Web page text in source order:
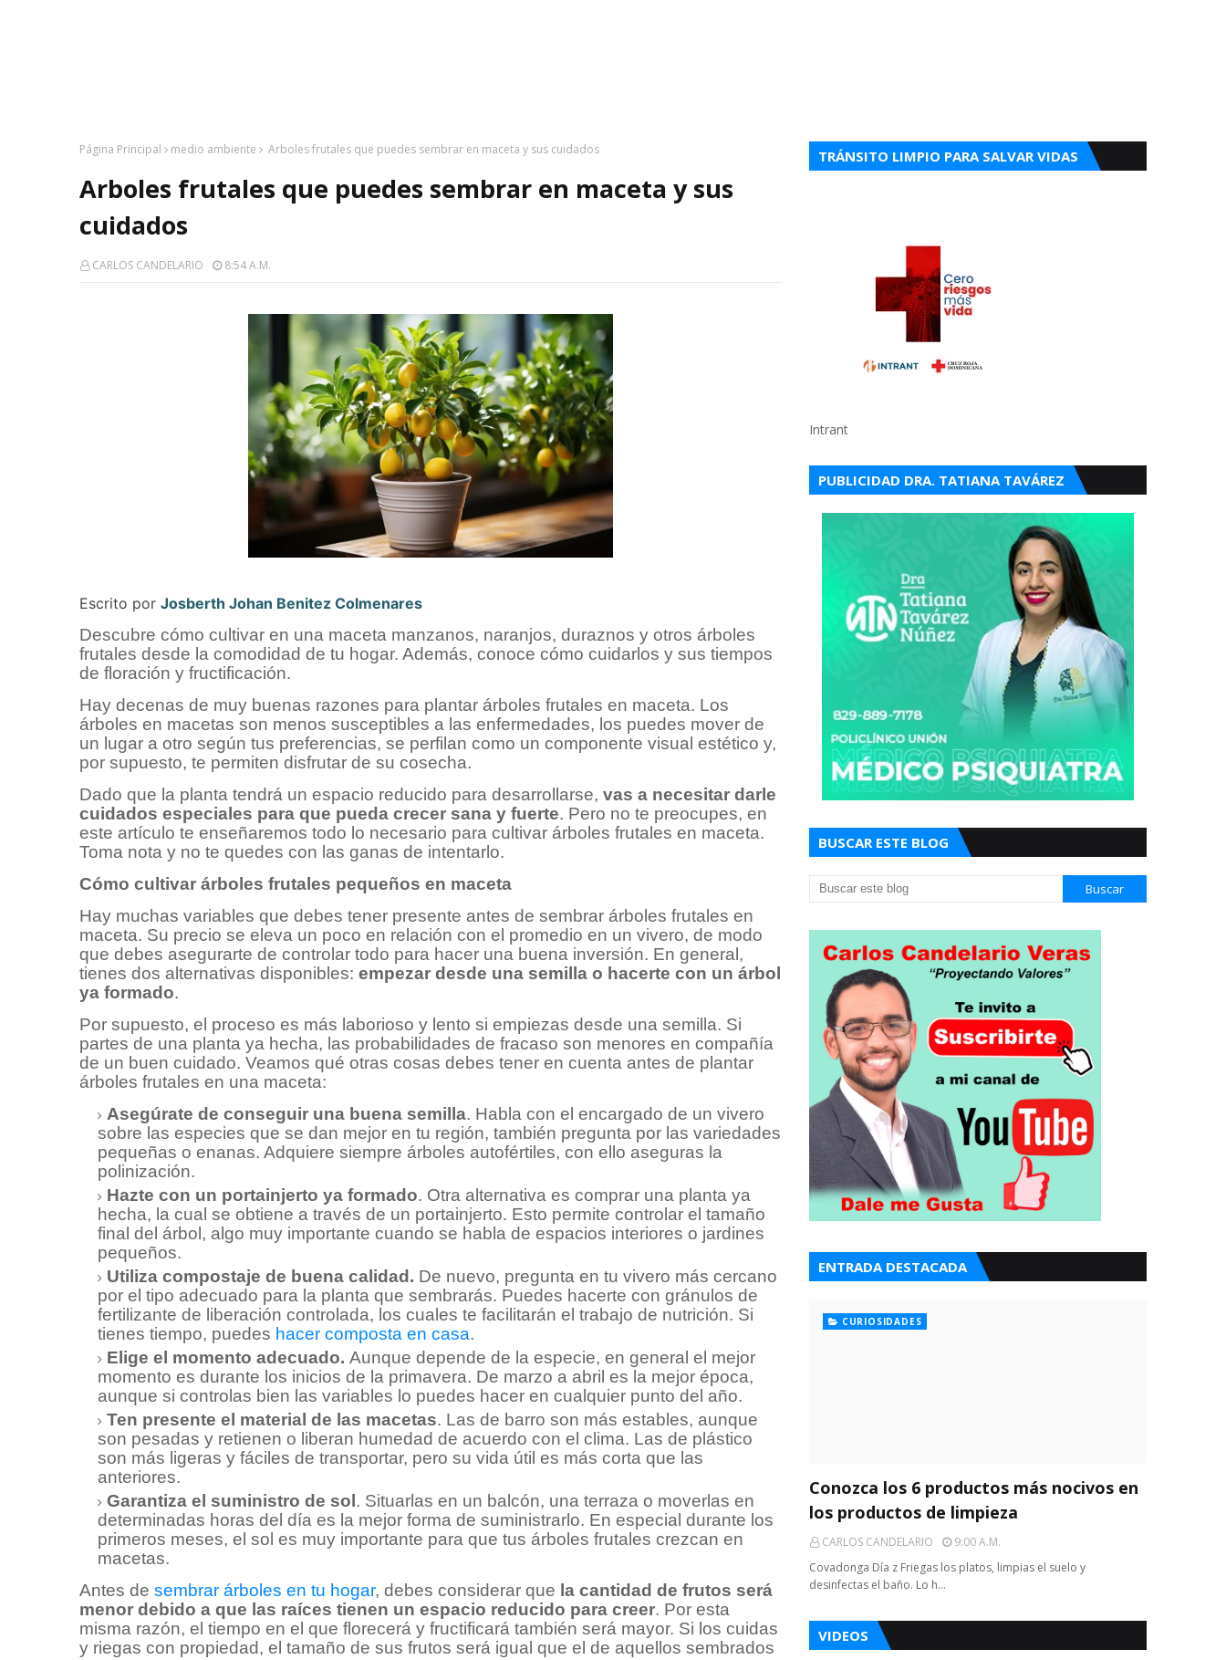
Página Principal medio ambiente Arboles frutales que puedes sembrar en maceta y sus cuidados
Arboles frutales que puedes sembrar en maceta y sus
cuidados
CARLOS CANDELARIO 8:54 A.m.
Escrito por Josberth Johan Benitez Colmenares
Descubre cómo cultivar en una maceta manzanos, naranjos, duraznos y otros árboles
frutales desde la comodidad de tu hogar. Además, conoce cómo cuidarlos y sus tiempos
de floración y fructificación.
Hay decenas de muy buenas razones para plantar árboles frutales en maceta. Los
árboles en macetas son menos susceptibles a las enfermedades, los puedes mover de
un lugar a otro según tus preferencias, se perfilan como un componente visual estético y,
por supuesto, te permiten disfrutar de su cosecha.
Dado que la planta tendrá un espacio reducido para desarrollarse, vas a necesitar darle
cuidados especiales para que pueda crecer sana y fuerte. Pero no te preocupes, en
este artículo te enseñaremos todo lo necesario para cultivar árboles frutales en maceta.
Toma nota y no te quedes con las ganas de intentarlo.
Cómo cultivar árboles frutales pequeños en maceta
Hay muchas variables que debes tener presente antes de sembrar árboles frutales en
maceta. Su precio se eleva un poco en relación con el promedio en un vivero, de modo
que debes asegurarte de controlar todo para hacer una buena inversión. En general,
tienes dos alternativas disponibles: empezar desde una semilla o hacerte con un árbol
ya formado.
Por supuesto, el proceso es más laborioso y lento si empiezas desde una semilla. Si
partes de una planta ya hecha, las probabilidades de fracaso son menores en compañía
de un buen cuidado. Veamos qué otras cosas debes tener en cuenta antes de plantar
árboles frutales en una maceta:
Asegúrate de conseguir una buena semilla. Habla con el encargado de un vivero
sobre las especies que se dan mejor en tu región, también pregunta por las variedades
pequeñas o enanas. Adquiere siempre árboles autofértiles, con ello aseguras la
polinización.
Hazte con un portainjerto ya formado. Otra alternativa es comprar una planta ya
hecha, la cual se obtiene a través de un portainjerto. Esto permite controlar el tamaño
final del árbol, algo muy importante cuando se habla de espacios interiores o jardines
pequeños.
Utiliza compostaje de buena calidad. De nuevo, pregunta en tu vivero más cercano
por el tipo adecuado para la planta que sembrarás. Puedes hacerte con gránulos de
fertilizante de liberación controlada, los cuales te facilitarán el trabajo de nutrición. Si
tienes tiempo, puedes hacer composta en casa.
Elige el momento adecuado. Aunque depende de la especie, en general el mejor
momento es durante los inicios de la primavera. De marzo a abril es la mejor época,
aunque si controlas bien las variables lo puedes hacer en cualquier punto del año.
Ten presente el material de las macetas. Las de barro son más estables, aunque
son pesadas y retienen o liberan humedad de acuerdo con el clima. Las de plástico
son más ligeras y fáciles de transportar, pero su vida útil es más corta que las
anteriores.
Garantiza el suministro de sol . Situarlas en un balcón, una terraza o moverlas en
determinadas horas del día es la mejor forma de suministrarlo. En especial durante los
primeros meses, el sol es muy importante para que tus árboles frutales crezcan en
macetas.
Antes de sembrar árboles en tu hogar, debes considerar que la cantidad de frutos será
menor debido a que las raíces tienen un espacio reducido para creer. Por esta
misma razón, el tiempo en el que florecerá y fructificará también será mayor. Si los cuidas
y riegas con propiedad, el tamaño de sus frutos será igual que el de aquellos sembrados
TRÁNSITO LIMPIO PARA SALVAR VIDAS
Intrant
PUBLICIDAD DRA. TATIANA TAVÁREZ
BUSCAR ESTE BLOG
ENTRADA DESTACADA
CURIOSIDADES
Conozca los 6 productos más nocivos en
los productos de limpieza
CARLOS CANDELARIO
9:00 A.m.
Covadonga Día z Friegas los platos, limpias el suelo y
desinfectas el baño. Lo h…
VIDEOS